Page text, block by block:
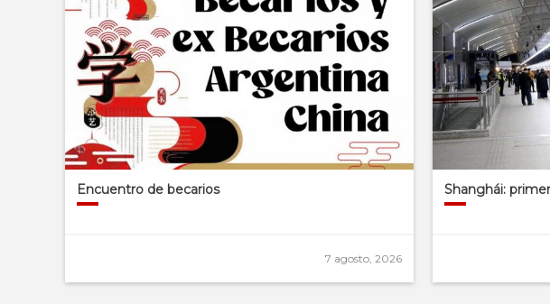
Encuentro de becarios
7 agosto, 2026
Shanghái: